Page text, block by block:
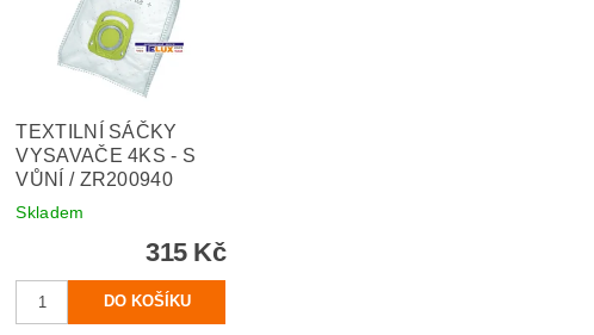
TEXTILNÍ SÁČKY
VYSAVAČE 4KS - S
VŮNÍ / ZR200940
Skladem
315 Kč